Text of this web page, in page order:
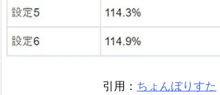
引用： ちょんぼりすた